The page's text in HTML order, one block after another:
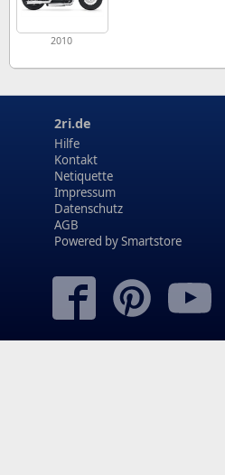
2010
2ri.de
Hilfe
Kontakt
Netiquette
Impressum
Datenschutz
AGB
Powered bySmartstore